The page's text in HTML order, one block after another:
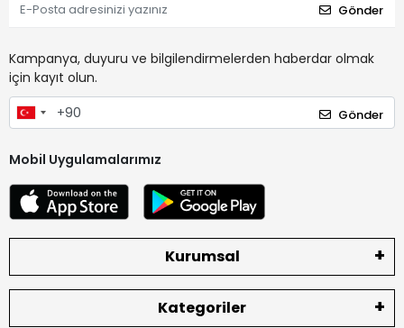
Gönder
Kampanya, duyuru ve bilgilendirmelerden haberdar olmak
için kayıt olun.
Gönder
Mobil Uygulamalarımız
Kurumsal
Kategoriler